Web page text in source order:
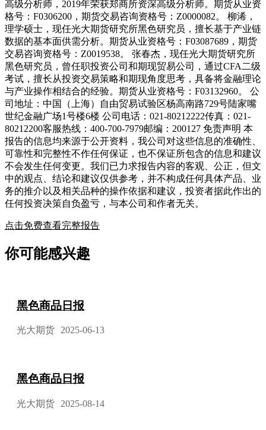
高级分析师，2019年荣获郑商所资深高级分析师。期货从业资
格号：F0306200，期货交易咨询资格号：Z0000082。 柳浠，
理学硕士，现任光大期货研究所黑色研究员，擅长基于产业链
数据的基本面供需分析。期货从业资格号：F03087689，期货
交易咨询资格号：Z0019538。 张春杰，现任光大期货研究所
黑色研究员，曾任职投资公司和期现贸易公司，通过CFA二级
考试，擅长从投资交易策略和期现角度思考，具备将金融理论
与产业操作相结合的经验。期货从业资格号：F03132960。 公
司地址：中国（上海）自由贸易试验区杨高南路729号陆家嘴
世纪金融广场1号楼6楼 公司电话：021-80212222传真：021-
80212200客服热线：400-700-7979邮编：200127 免责声明 本
报告的信息均来源于公开资料，我公司对这些信息的准确性、
可靠性和完整性不作任何保证，也不保证所包含的信息和建议
不会发生任何变更。我们已力求报告内容的客观、公正，但文
中的观点、结论和建议仅供参考，并不构成任何具体产品、业
务的推介以及相关品种的操作依据和建议，投资者据此作出的
任何投资决策自负盈亏，与本公司和作者无关。
点击免费查看完整报告
你可能感兴趣
黑色商品日报
光大期货 2025-06-13
黑色商品日报
光大期货 2025-08-14